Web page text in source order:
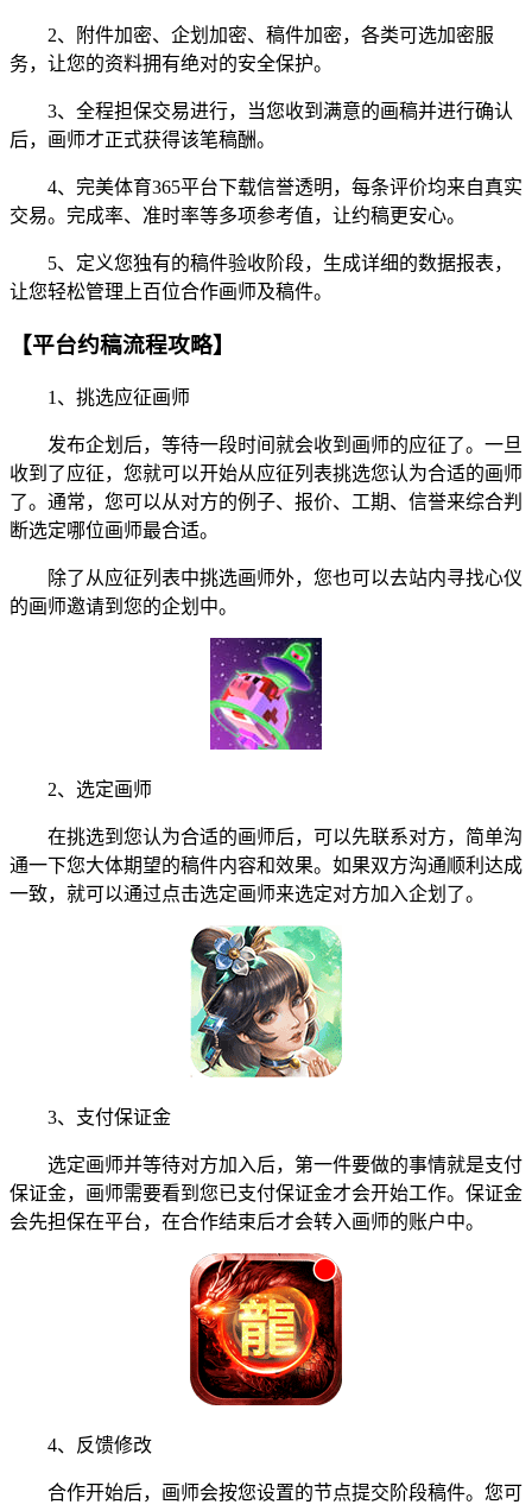
2、附件加密、企划加密、稿件加密，各类可选加密服
务，让您的资料拥有绝对的安全保护。
3、全程担保交易进行，当您收到满意的画稿并进行确认
后，画师才正式获得该笔稿酬。
4、完美体育365平台下载信誉透明，每条评价均来自真实
交易。完成率、准时率等多项参考值，让约稿更安心。
5、定义您独有的稿件验收阶段，生成详细的数据报表，
让您轻松管理上百位合作画师及稿件。
【平台约稿流程攻略】
1、挑选应征画师
发布企划后，等待一段时间就会收到画师的应征了。一旦
收到了应征，您就可以开始从应征列表挑选您认为合适的画师
了。通常，您可以从对方的例子、报价、工期、信誉来综合判
断选定哪位画师最合适。
除了从应征列表中挑选画师外，您也可以去站内寻找心仪
的画师邀请到您的企划中。
2、选定画师
在挑选到您认为合适的画师后，可以先联系对方，简单沟
通一下您大体期望的稿件内容和效果。如果双方沟通顺利达成
一致，就可以通过点击选定画师来选定对方加入企划了。
3、支付保证金
选定画师并等待对方加入后，第一件要做的事情就是支付
保证金，画师需要看到您已支付保证金才会开始工作。保证金
会先担保在平台，在合作结束后才会转入画师的账户中。
4、反馈修改
合作开始后，画师会按您设置的节点提交阶段稿件。您可